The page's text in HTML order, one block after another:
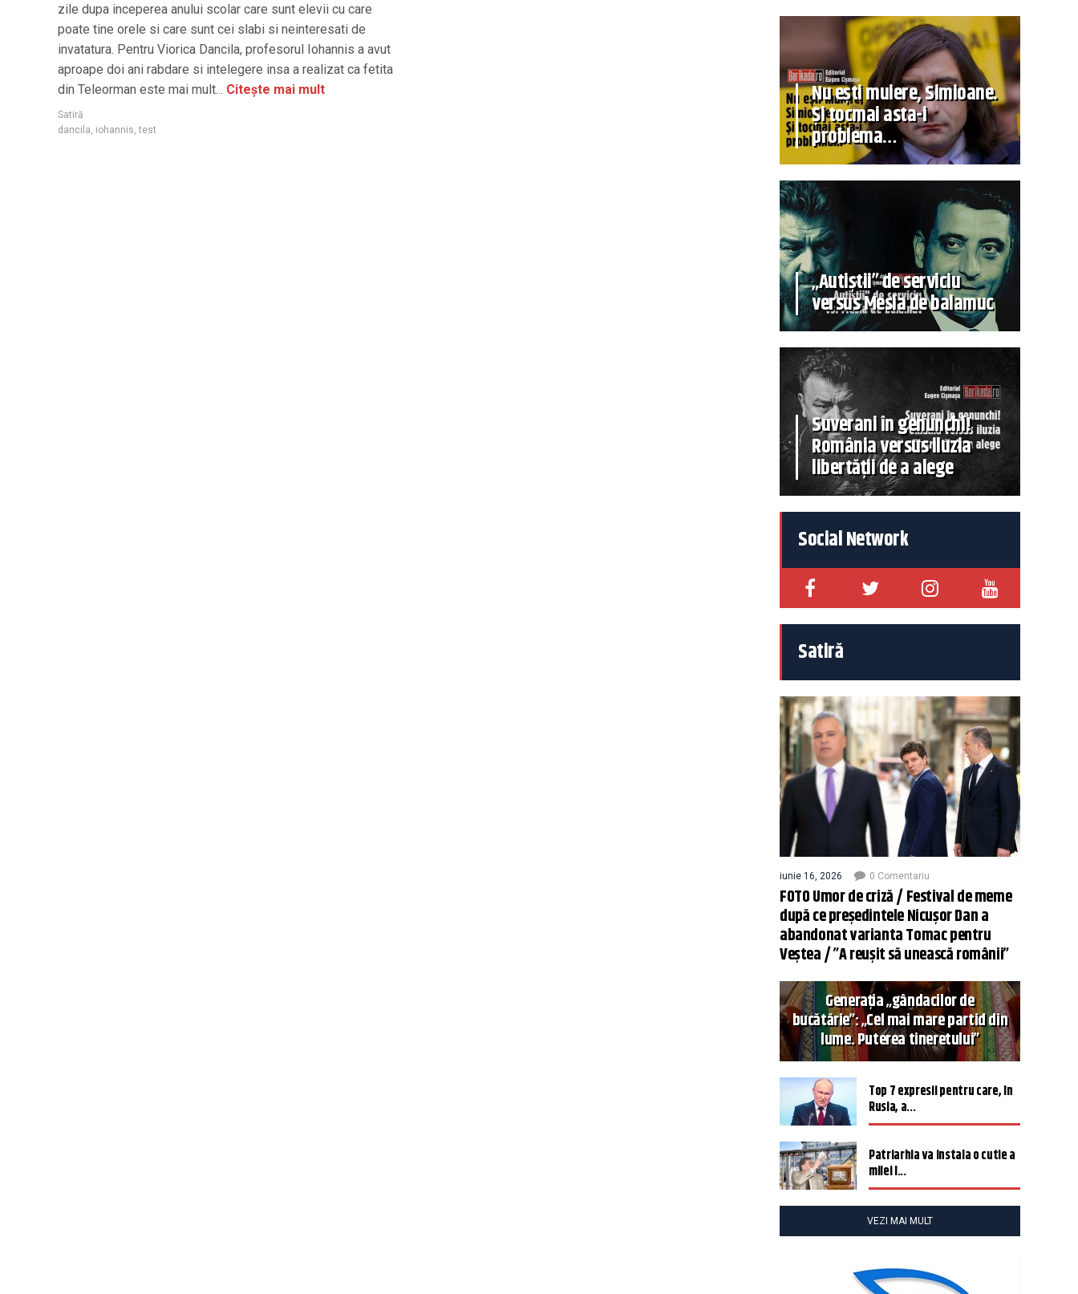
zile dupa inceperea anului scolar care sunt elevii cu care
poate tine orele si care sunt cei slabi si neinteresati de
invatatura. Pentru Viorica Dancila, profesorul Iohannis a avut
aproape doi ani rabdare si intelegere insa a realizat ca fetita
din Teleorman este mai mult... Citește mai mult
Satiră
dancila iohannis ,test
Nu ești muiere, Simioane.
Și tocmai asta-i
problema…
„Autiștii” de serviciu
versus Mesia de balamuc
Suverani în genunchi!
România versus iluzia
libertății de a alege
Social Network
Satiră
iunie 16, 2026 0 Comentariu
FOTO Umor de criză / Festival de meme
după ce președintele Nicușor Dan a
abandonat varianta Tomac pentru
Veștea / ”A reușit să unească românii”
Generația „gândacilor de
bucătărie”: „Cel mai mare partid din
lume. Puterea tineretului”
Top 7 expresii pentru care, în
Rusia, a...
Patriarhia va instala o cutie a
milei î...
VEZI MAI MULT